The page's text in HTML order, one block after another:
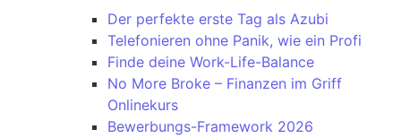
Der perfekte erste Tag als Azubi
Telefonieren ohne Panik, wie ein Profi
Finde deine Work-Life-Balance
No More Broke – Finanzen im Griff
Onlinekurs
Bewerbungs-Framework 2026